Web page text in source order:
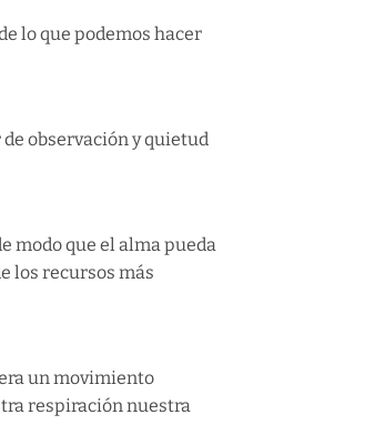
lo que podemos hacer
observación y quietud
modo que el alma pueda
los recursos más
un movimiento
respiración nuestra